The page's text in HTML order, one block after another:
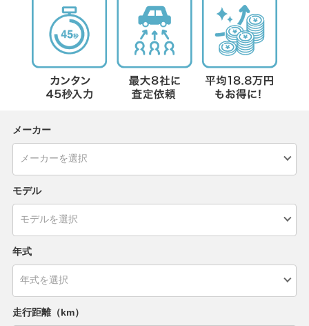
メーカー
モデル
年式
走行距離（km）